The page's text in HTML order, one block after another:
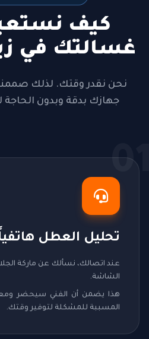
كيف
غسالتك في
نحن نقدر وقتك. لذلك
جهازك بدقة وبدون الحاجة
تحليل العطل
عند اتصالك، نسألك عن ماركة
الشاشة.
هذا يضمن أن الفني سيحضر
المسببة للمشكلة لتوفير وقتك.